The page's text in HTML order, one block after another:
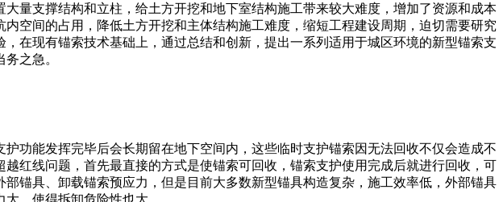
量支撑结构和立柱，给土方开挖和地下室结构施工带来较大难度，增加了资源和成本
空间的占用，降低土方开挖和主体结构施工难度，缩短工程建设周期，迫切需要研究
在现有锚索技术基础上，通过总结和创新，提出一系列适用于城区环境的新型锚索支
之急。
功能发挥完毕后会长期留在地下空间内，这些临时支护锚索因无法回收不仅会造成不
红线问题，首先最直接的方式是使锚索可回收，锚索支护使用完成后就进行回收，可
锚具、卸载锚索预应力，但是目前大多数新型锚具构造复杂，施工效率低，外部锚具
，使得拆卸危险性也大。